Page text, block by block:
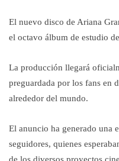
El nuevo disco de Ariana
el octavo álbum de estudio
La producción llegará
preguardada por los fans en
alrededor del mundo.
El anuncio ha generado una
seguidores, quienes